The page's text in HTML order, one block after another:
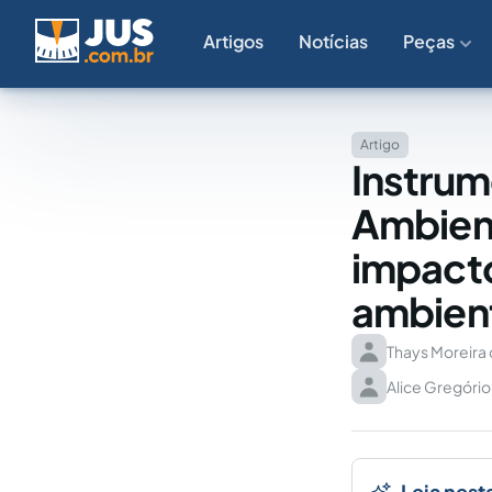
Artigos Notícias Peças
Artigo
Thays Moreira
Alice